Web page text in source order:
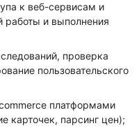
к веб-сервисам и
работы и выполнения
проверка
пользовательского
платформами
карточек, парсинг цен);